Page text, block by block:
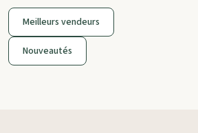
Meilleurs vendeurs
Nouveautés